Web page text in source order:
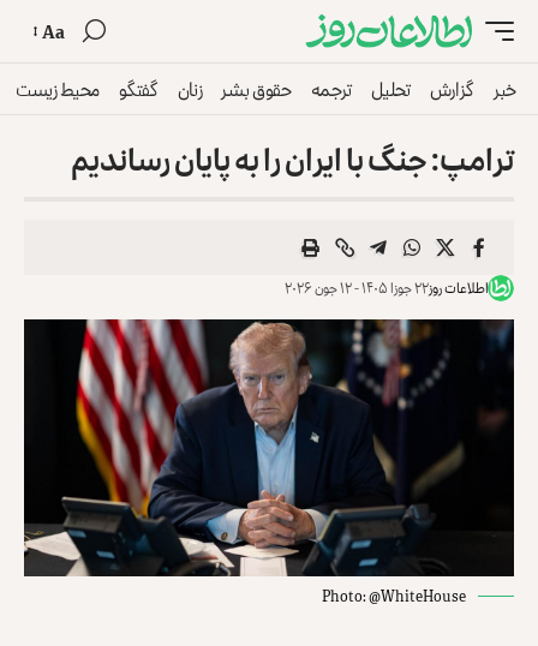
Aa
خبر گزارش تحلیل ترجمه حقوق بشر زنان گفتگو محیط زیست
ترامپ: جنگ با ایران را به پایان رساندیم
اطلاعات روز۲۲ جوزا ۱۴۰۵ - ۱۲ جون ۲۰۲۶
Photo: @WhiteHouse